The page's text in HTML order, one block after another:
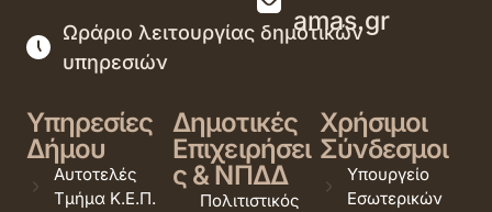
amas.gr
Ωράριο λειτουργίας δημοτικών
υπηρεσιών
Υπηρεσίες
Δήμου
Αυτοτελές
Τμήμα Κ.Ε.Π.
Δημοτικές
Επιχειρήσει
ς & ΝΠΔΔ
Πολιτιστικός
Χρήσιμοι
Σύνδεσμοι
Υπουργείο
Εσωτερικών